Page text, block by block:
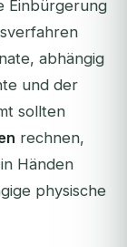
Einbürgerung
abhängig
und der
sollten
rechnen,
Händen
physische